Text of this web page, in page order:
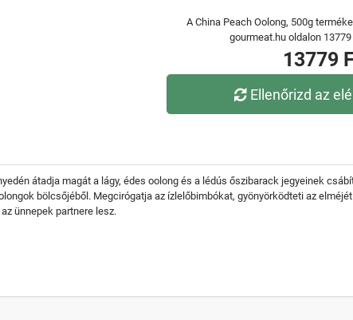
A China Peach Oolong, 500g
gourmeat.hu oldalon
13779
Ellenőrizd az
átadja magát a lágy, édes oolong és a lédús őszibarack jegyeinek
bölcsőjéből. Megcirógatja az ízlelőbimbókat, gyönyörködteti az
ünnepek partnere lesz.